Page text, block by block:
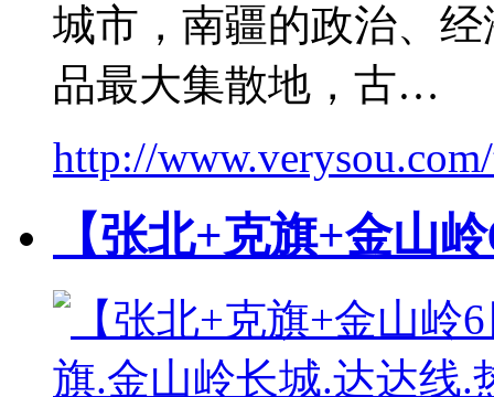
城市，南疆的政治、
品最大集散地，古…
http://
【张北+克旗+金山